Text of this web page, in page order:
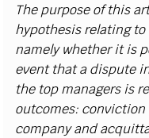
The purpose of this
hypothesis relating to
namely whether it is
event that a dispute
the top managers is
outcomes:
company and